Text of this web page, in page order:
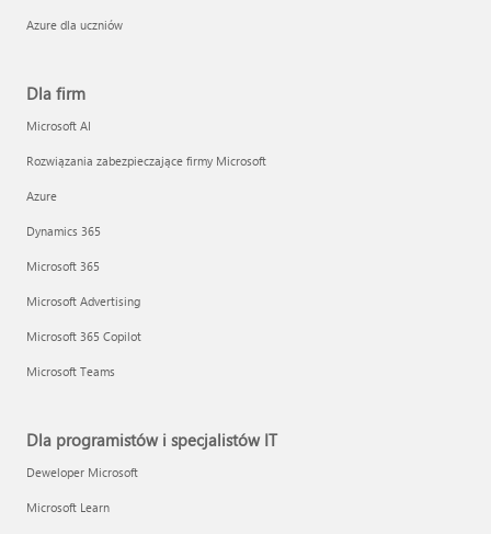
Azure dla uczniów
Dla firm
Microsoft AI
Rozwiązania zabezpieczające firmy Microsoft
Azure
Dynamics 365
Microsoft 365
Microsoft Advertising
Microsoft 365 Copilot
Microsoft Teams
Dla programistów i specjalistów IT
Deweloper Microsoft
Microsoft Learn